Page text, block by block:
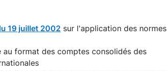
19 juillet 2002 sur l'application des normes
au format des comptes consolidés des